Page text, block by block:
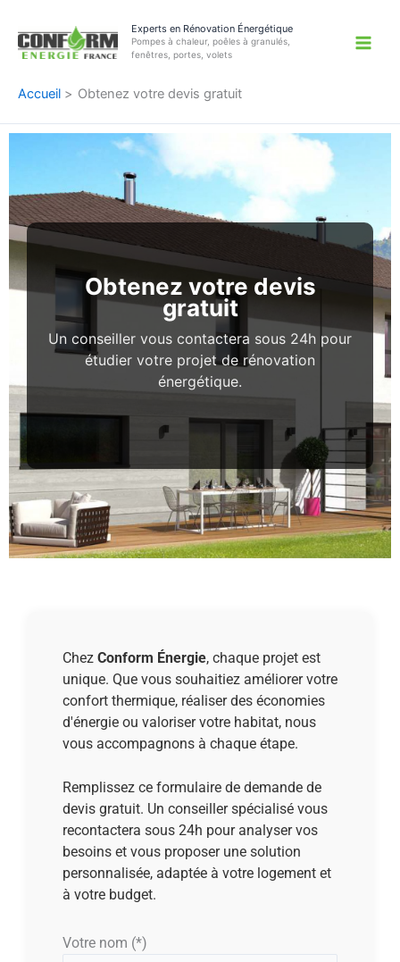
contenu
Experts en Rénovation Énergétique
Pompes à chaleur, poêles à granulés,
fenêtres, portes, volets
Accueil Obtenez votre devis gratuit
Obtenez votre devis
gratuit
Un conseiller vous contactera sous 24h pour
étudier votre projet de rénovation
énergétique.
Chez Conform Énergie, chaque projet est
unique. Que vous souhaitiez améliorer votre
confort thermique, réaliser des économies
d'énergie ou valoriser votre habitat, nous
vous accompagnons à chaque étape.
Remplissez ce formulaire de demande de
devis gratuit. Un conseiller spécialisé vous
recontactera sous 24h pour analyser vos
besoins et vous proposer une solution
personnalisée, adaptée à votre logement et
à votre budget.
Votre nom (*)